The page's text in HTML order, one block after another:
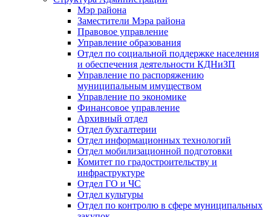
Мэр района
Заместители Мэра района
Правовое управление
Управление образования
Отдел по социальной поддержке населения
и обеспечения деятельности КДНиЗП
Управление по распоряжению
муниципальным имуществом
Управление по экономике
Финансовое управление
Архивный отдел
Отдел бухгалтерии
Отдел информационных технологий
Отдел мобилизационной подготовки
Комитет по градостроительству и
инфраструктуре
Отдел ГО и ЧС
Отдел культуры
Отдел по контролю в сфере муниципальных